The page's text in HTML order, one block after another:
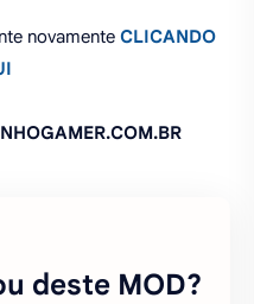
novamente CLICANDO
deste MOD?